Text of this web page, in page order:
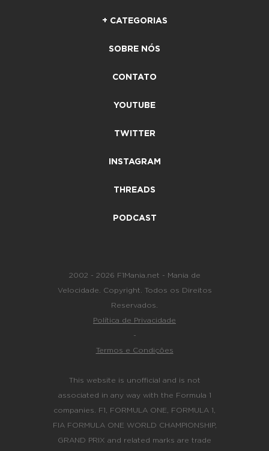
+ CATEGORIAS
SOBRE NÓS
CONTATO
YOUTUBE
TWITTER
INSTAGRAM
THREADS
PODCAST
2002 - 2026 F1Mania.net - Mania de
Velocidade. Copyright. Todos os Direitos
Reservados.
Política de Privacidade
-
Termos e Condições
This website is unofficial and is not
associated in any way with the Formula 1
companies. F1, FORMULA ONE, FORMULA 1,
FIA FORMULA ONE WORLD CHAMPIONSHIP,
GRAND PRIX and related marks are trade